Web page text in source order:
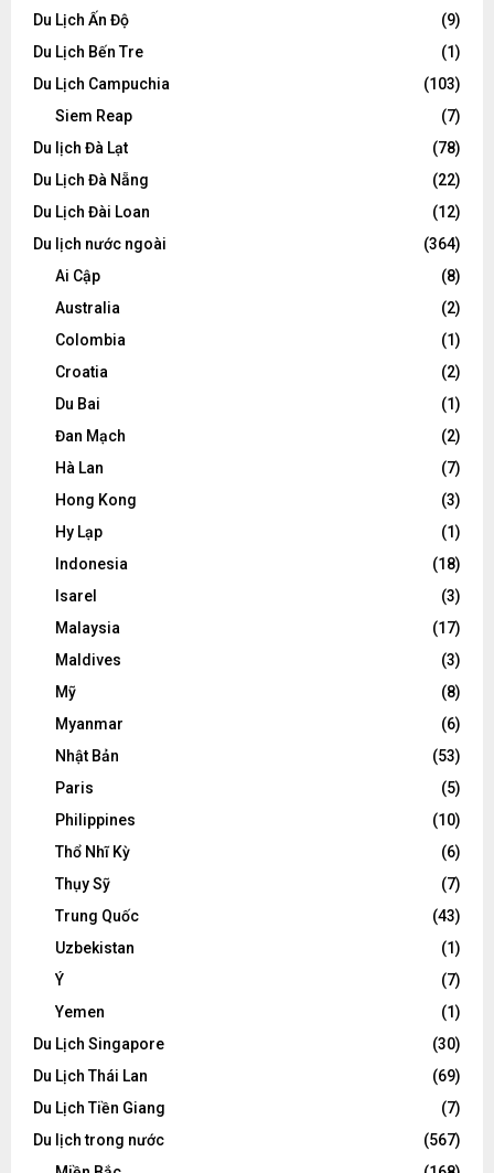
Du Lịch Ấn Độ
(9)
Du Lịch Bến Tre
(1)
Du Lịch Campuchia
(103)
Siem Reap
(7)
Du lịch Đà Lạt
(78)
Du Lịch Đà Nẵng
(22)
Du Lịch Đài Loan
(12)
Du lịch nước ngoài
(364)
Ai Cập
(8)
Australia
(2)
Colombia
(1)
Croatia
(2)
Du Bai
(1)
Đan Mạch
(2)
Hà Lan
(7)
Hong Kong
(3)
Hy Lạp
(1)
Indonesia
(18)
Isarel
(3)
Malaysia
(17)
Maldives
(3)
Mỹ
(8)
Myanmar
(6)
Nhật Bản
(53)
Paris
(5)
Philippines
(10)
Thổ Nhĩ Kỳ
(6)
Thụy Sỹ
(7)
Trung Quốc
(43)
Uzbekistan
(1)
Ý
(7)
Yemen
(1)
Du Lịch Singapore
(30)
Du Lịch Thái Lan
(69)
Du Lịch Tiền Giang
(7)
Du lịch trong nước
(567)